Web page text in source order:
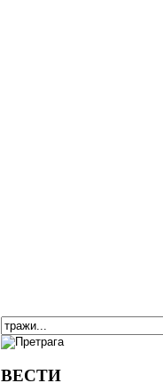
ВЕСТИ